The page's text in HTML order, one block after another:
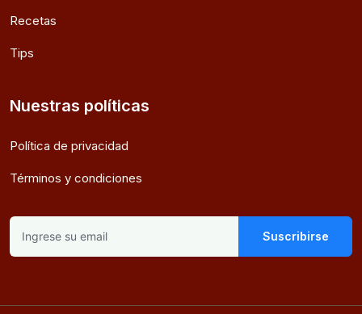
Recetas
Tips
Nuestras políticas
Política de privacidad
Términos y condiciones
Suscribirse